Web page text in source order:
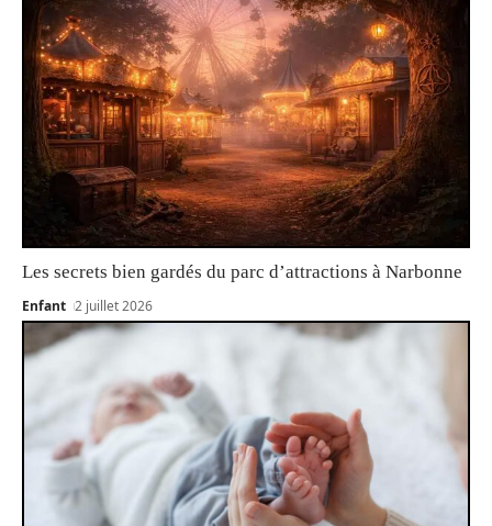
Les secrets bien gardés du parc d’attractions à Narbonne
Enfant 2 juillet 2026